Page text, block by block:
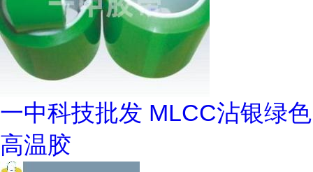
一中科技批发 MLCC沾银绿色
高温胶